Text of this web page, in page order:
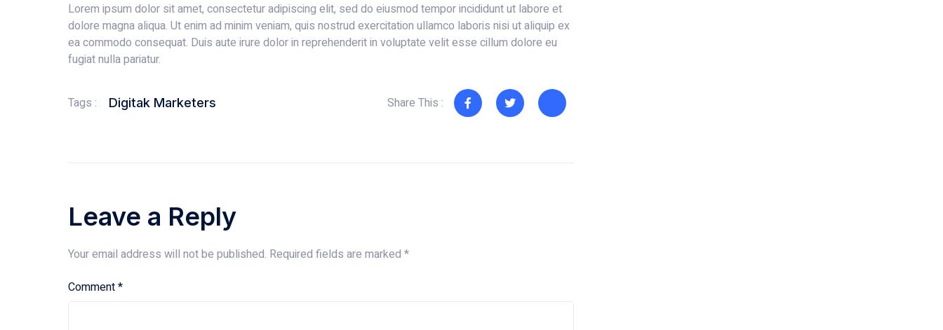
Lorem ipsum dolor sit amet, consectetur adipiscing elit, sed do eiusmod tempor incididunt ut labore et
dolore magna aliqua. Ut enim ad minim veniam, quis nostrud exercitation ullamco laboris nisi ut aliquip ex
ea commodo consequat. Duis aute irure dolor in reprehenderit in voluptate velit esse cillum dolore eu
fugiat nulla pariatur.
Tags : Digitak Marketers Share This :
Leave a Reply
Your email address will not be published. Required fields are marked *
Comment*